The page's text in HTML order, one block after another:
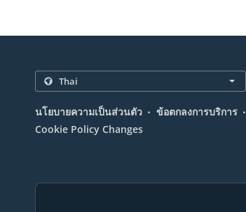
นโยบายความเป็นส่วนตัว . ข้อตกลงการบริการ .
Cookie Policy Changes